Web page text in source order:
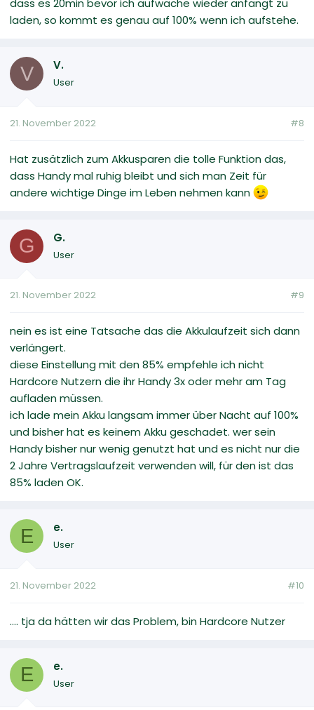
dass es 20min bevor ich aufwache wieder anfängt zu
laden, so kommt es genau auf 100% wenn ich aufstehe.
V V.
User
21. November 2022 #8
Hat zusätzlich zum Akkusparen die tolle Funktion das,
dass Handy mal ruhig bleibt und sich man Zeit für
andere wichtige Dinge im Leben nehmen kann
G G.
User
21. November 2022 #9
nein es ist eine Tatsache das die Akkulaufzeit sich dann
verlängert.
diese Einstellung mit den 85% empfehle ich nicht
Hardcore Nutzern die ihr Handy 3x oder mehr am Tag
aufladen müssen.
ich lade mein Akku langsam immer über Nacht auf 100%
und bisher hat es keinem Akku geschadet. wer sein
Handy bisher nur wenig genutzt hat und es nicht nur die
2 Jahre Vertragslaufzeit verwenden will, für den ist das
85% laden OK.
E e.
User
21. November 2022 #10
.... tja da hätten wir das Problem, bin Hardcore Nutzer
E e.
User